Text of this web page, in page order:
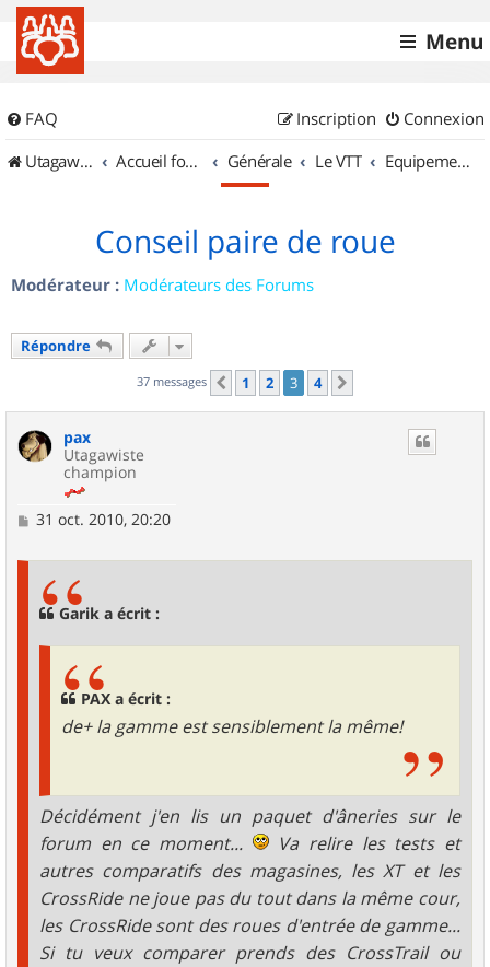
Menu
FAQ Connexion
Inscription
UtagawaVTT (Randos VTT et VTTAE avec traces GPS)
Accueil forum Générale Le VTT Equipements et Accessoires
Conseil paire de roue
Modérateur : Modérateurs des Forums
Répondre
37 messages Précédent
1 2 3 4
pax
Utagawiste
champion
M
31 oct. 2010, 20:20
Garik a écrit :
PAX a écrit :
de+ la gamme est sensiblement la même!
Décidément j'en lis un paquet d'âneries sur le
forum en ce moment...
Va relire les tests et
autres comparatifs des magasines, les XT et les
CrossRide ne joue pas du tout dans la même cour,
les CrossRide sont des roues d'entrée de gamme...
Si tu veux comparer prends des CrossTrail ou